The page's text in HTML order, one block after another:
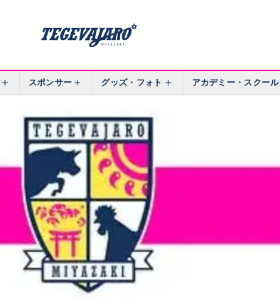
スポンサー グッズ・フォト アカデミー・スクール